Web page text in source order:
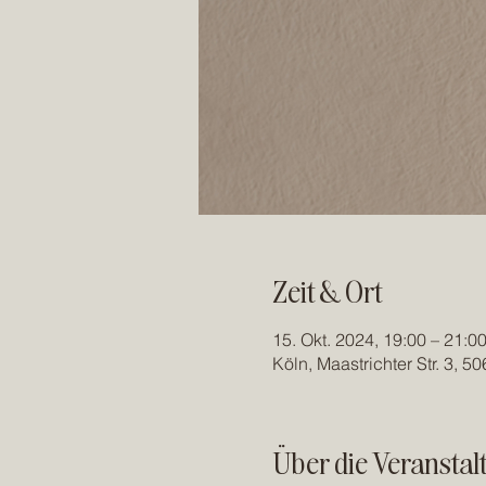
Zeit & Ort
15. Okt. 2024, 19:00 – 21:00
Köln, Maastrichter Str. 3,
Über die